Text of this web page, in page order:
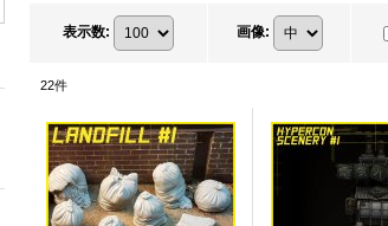
表示数: 画像:
22件